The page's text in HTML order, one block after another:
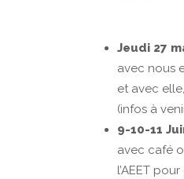
Jeudi 27
avec nous
et avec
(infos à
9-10-11
avec café
l’AEET